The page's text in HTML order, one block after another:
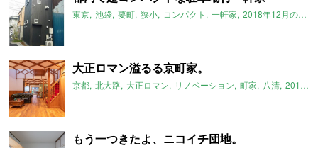
東京 池袋 要町 狭小 コンパクト 一軒家 2018年12月のおすすめ
大正ロマン溢るる京町家。
京都 北大路 大正ロマン リノベーション 町家 八清 2018年12月のおすすめ
もう一つきたよ、ニコイチ団地。